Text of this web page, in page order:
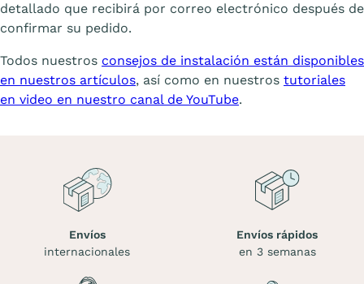
detallado que recibirá por correo electrónico después de
confirmar su pedido.
Todos nuestros consejos de instalación están disponibles
en nuestros artículos, así como en nuestros tutoriales
en video en nuestro canal de YouTube.
Envíos
internacionales
Envíos rápidos
en 3 semanas